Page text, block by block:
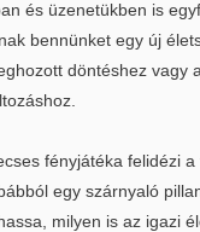
és üzenetükben is
bennünket egy új
döntéshez vagy
fényjátéka felidézi
egy szárnyaló
milyen is az igazi